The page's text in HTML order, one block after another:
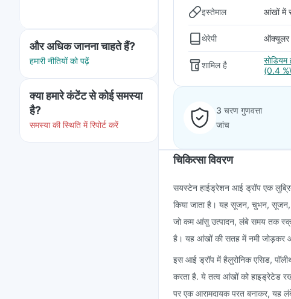
और अधिक जानना चाहते हैं?
हमारी नीतियों को पढ़ें
क्या हमारे कंटेंट से कोई समस्या
है?
समस्या की स्थिति में रिपोर्ट करें
इस्तेमाल आंखों में
थेरेपी ऑक्यूलर
शामिल है
सोडियम
(0.4
3 चरण गुणवत्ता
जांच
चिकित्सा विवरण
सयस्टेन हाईड्रेशन आई ड्रॉप एक
किया जाता है। यह सूजन, चुभन, सूजन,
जो कम आंसु उत्पादन, लंबे समय तक
है। यह आंखों की सतह में नमी जोड़कर
इस आई ड्रॉप में हैलुरोनिक एसिड,
करता है. ये तत्व आंखों को हाइड्रेटेड
पर एक आरामदायक परत बनाकर, यह